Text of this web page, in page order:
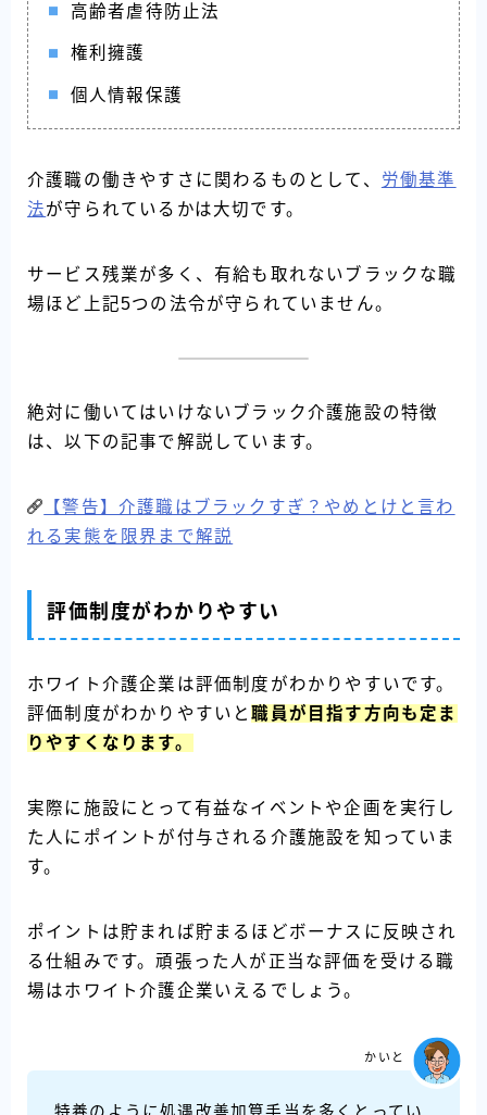
高齢者虐待防止法
権利擁護
個人情報保護
介護職の働きやすさに関わるものとして、 労働基準
法が守られているかは大切です。
サービス残業が多く、有給も取れないブラックな職
場ほど上記5つの法令が守られていません。
絶対に働いてはいけないブラック介護施設の特徴
は、以下の記事で解説しています。
【警告】介護職はブラックすぎ？やめとけと言わ
れる実態を限界まで解説
評価制度がわかりやすい
ホワイト介護企業は評価制度がわかりやすいです。
評価制度がわかりやすいと職員が目指す方向も定ま
りやすくなります。
実際に施設にとって有益なイベントや企画を実行し
た人にポイントが付与される介護施設を知っていま
す。
ポイントは貯まれば貯まるほどボーナスに反映され
る仕組みです。頑張った人が正当な評価を受ける職
場はホワイト介護企業いえるでしょう。
特養のように処遇改善加算手当を多くとってい
かいと